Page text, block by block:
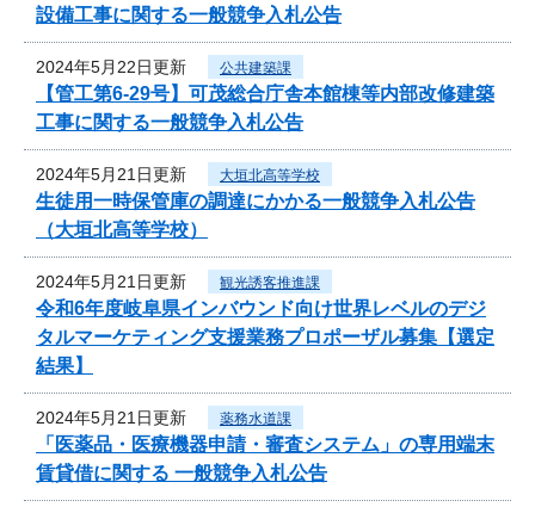
設備工事に関する一般競争入札公告
2024年5月22日更新 公共建築課
【管工第6-29号】可茂総合庁舎本館棟等内部改修建築
工事に関する一般競争入札公告
2024年5月21日更新 大垣北高等学校
生徒用一時保管庫の調達にかかる一般競争入札公告
（大垣北高等学校）
2024年5月21日更新 観光誘客推進課
令和6年度岐阜県インバウンド向け世界レベルのデジ
タルマーケティング支援業務プロポーザル募集【選定
結果】
2024年5月21日更新 薬務水道課
「医薬品・医療機器申請・審査システム」の専用端末
賃貸借に関する 一般競争入札公告